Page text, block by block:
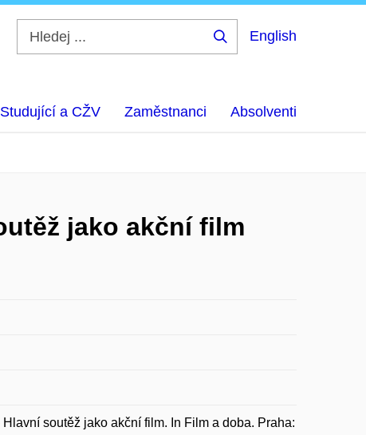
English
Studující a CŽV Zaměstnanci Absolventi
jako akční film
soutěž jako akční film. In Film a doba. Praha: